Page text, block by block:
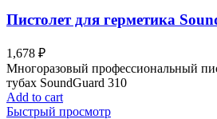
Пистолет для герметика
1,678 ₽
Многоразовый профессиональный
тубах SoundGuard 310
Add to cart
Быстрый просмотр